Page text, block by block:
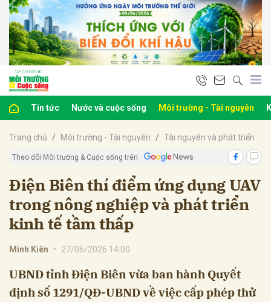
Tin tức Nước và cuộc sống Môi trường - Tài nguyên
Trang chủ Môi trường - Tài nguyên Tài nguyên và phát triển
Theo dõi Môi trường & Cuộc sống trên
Điện Biên thí điểm ứng dụng UAV
trong nông nghiệp và phát triển
kinh tế tầm thấp
Minh Kiên • 27/06/2026 14:00
UBND tỉnh Điện Biên vừa ban hành Quyết
định số 1291/QĐ-UBND về việc cấp phép thử
luận
Hủy